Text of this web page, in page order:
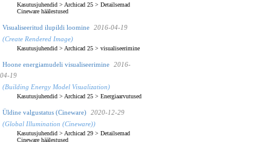
Kasutusjuhendid > Archicad 25 > Detailsemad
Cineware häälestused
Visualiseeritud ilupildi loomine
2016-04-19
(Create Rendered Image)
Kasutusjuhendid > Archicad 25 > visualiseerimine
Hoone energiamudeli visualiseerimine
2016-
04-19
(Building Energy Model Visualization)
Kasutusjuhendid > Archicad 25 > Energiaarvutused
Üldine valgustatus (Cineware)
2020-12-29
(Global Illumination (Cineware))
Kasutusjuhendid > Archicad 29 > Detailsemad
Cineware häälestused